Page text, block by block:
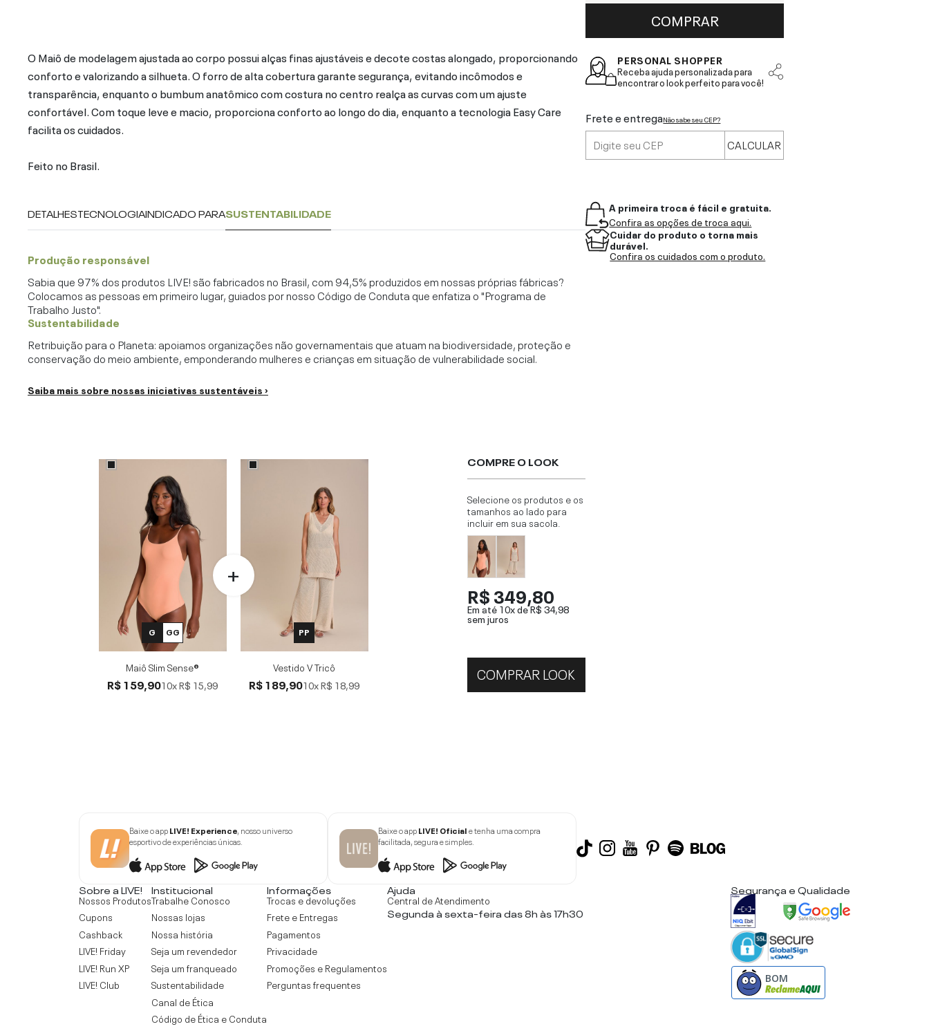
O Maiô de modelagem ajustada ao corpo possui alças finas ajustáveis e decote costas alongado, proporcionando
conforto e valorizando a silhueta. O forro de alta cobertura garante segurança, evitando incômodos e
transparência, enquanto o bumbum anatômico com costura no centro realça as curvas com um ajuste
confortável. Com toque leve e macio, proporciona conforto ao longo do dia, enquanto a tecnologia Easy Care
facilita os cuidados.
Feito no Brasil.
DETALHESTECNOLOGIAINDICADO PARASUSTENTABILIDADE
Produção responsável
Sabia que 97% dos produtos LIVE! são fabricados no Brasil, com 94,5% produzidos em nossas próprias fábricas?
Colocamos as pessoas em primeiro lugar, guiados por nosso Código de Conduta que enfatiza o "Programa de
Trabalho Justo".
Sustentabilidade
Retribuição para o Planeta: apoiamos organizações não governamentais que atuam na biodiversidade, proteção e
conservação do meio ambiente, emponderando mulheres e crianças em situação de vulnerabilidade social.
Saiba mais sobre nossas iniciativas sustentáveis ›
G GG
Maiô Slim Sense®
R$ 159,9010xR$ 15,99
PP
Vestido V Tricô
R$ 189,9010xR$ 18,99
COMPRE O LOOK
Selecione os produtos e os
tamanhos ao lado para
incluir em sua sacola.
R$ 349,80
Em até 10x deR$ 34,98
sem juros
COMPRAR LOOK
COMPRAR
PERSONAL SHOPPER
Receba ajuda personalizada para
encontrar o look perfeito para você!
Frete e entregaNão sabe seu CEP?
CALCULAR
A primeira troca é fácil e gratuita.
Confira as opções de troca aqui.
Cuidar do produto o torna mais
durável.
Confira os cuidados com o produto.
Baixe o appLIVE! Experience, nosso universo
esportivo de experiências únicas.
Baixe o appLIVE! Oficiale tenha uma compra
facilitada, segura e simples.
Sobre a LIVE!
Nossos Produtos
Cupons
Cashback
LIVE! Friday
LIVE! Run XP
LIVE! Club
Institucional
Trabalhe Conosco
Nossas lojas
Nossa história
Seja um revendedor
Seja um franqueado
Sustentabilidade
Canal de Ética
Código de Ética e Conduta
Informações
Trocas e devoluções
Frete e Entregas
Pagamentos
Privacidade
Promoções e Regulamentos
Perguntas frequentes
Ajuda
Central de Atendimento
Segunda à sexta-feira das 8h às 17h30
Segurança e Qualidade
BOM